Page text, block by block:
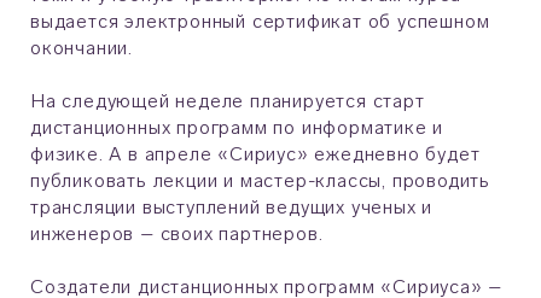
выдается электронный сертификат об успешном
окончании.
На следующей неделе планируется старт
дистанционных программ по информатике и
физике. А в апреле «Сириус» ежедневно будет
публиковать лекции и мастер-классы, проводить
трансляции выступлений ведущих ученых и
инженеров – своих партнеров.
Создатели дистанционных программ «Сириуса» –